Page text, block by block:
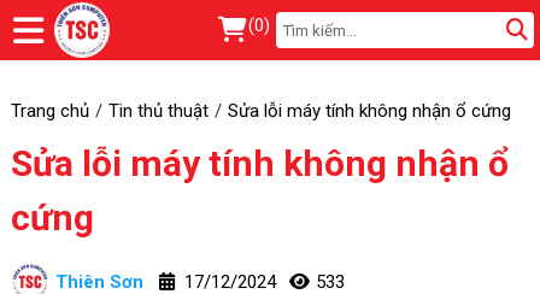
(0)
Trang chủ Tin thủ thuật Sửa lỗi máy tính không nhận ổ cứng
Sửa lỗi máy tính không nhận ổ
cứng
Thiên Sơn 17/12/2024 533